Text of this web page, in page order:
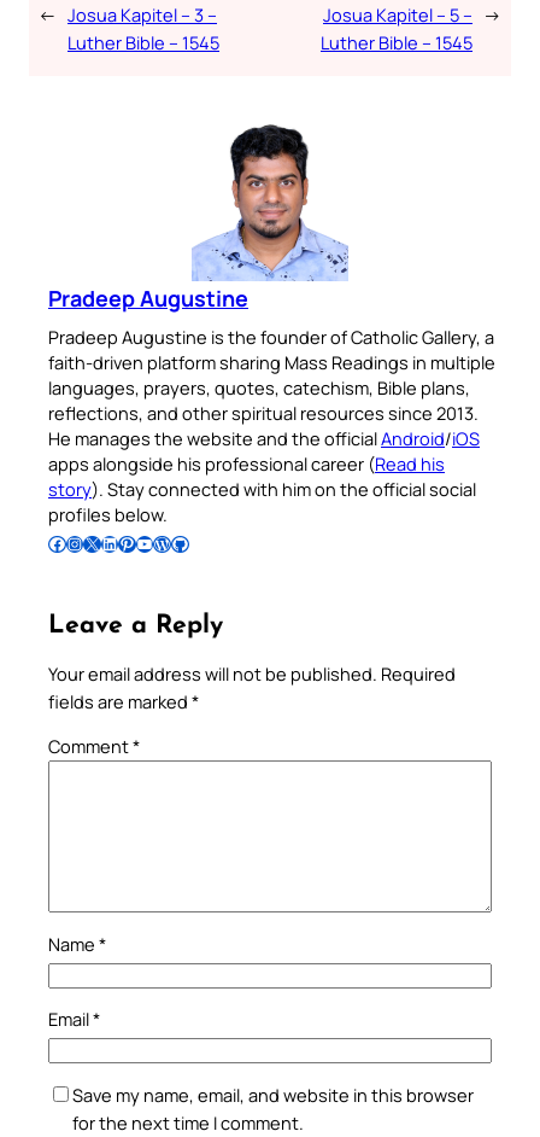
← Josua Kapitel – 3 –
Luther Bible – 1545
Josua Kapitel – 5 –
Luther Bible – 1545
→
Pradeep Augustine
Pradeep Augustine is the founder of Catholic Gallery, a
faith-driven platform sharing Mass Readings in multiple
languages, prayers, quotes, catechism, Bible plans,
reflections, and other spiritual resources since 2013.
He manages the website and the officialAndroid/iOS
apps alongside his professional career (Read his
story). Stay connected with him on the official social
profiles below.
Follow Pradeep on Facebook Follow Pradeep on InstagramFollow Pradeep on X Follow Pradeep on LinkedIn Follow Pradeep on Pinterest Subscribe to Pradeep’s Youtube Channel Follow Pradeep on WordPress Follow Pradeep on GitHub
Leave a Reply
Your email address will not be published. Required
fields are marked *
Comment*
Name *
Email*
Save my name, email, and website in this browser
for the next time I comment.